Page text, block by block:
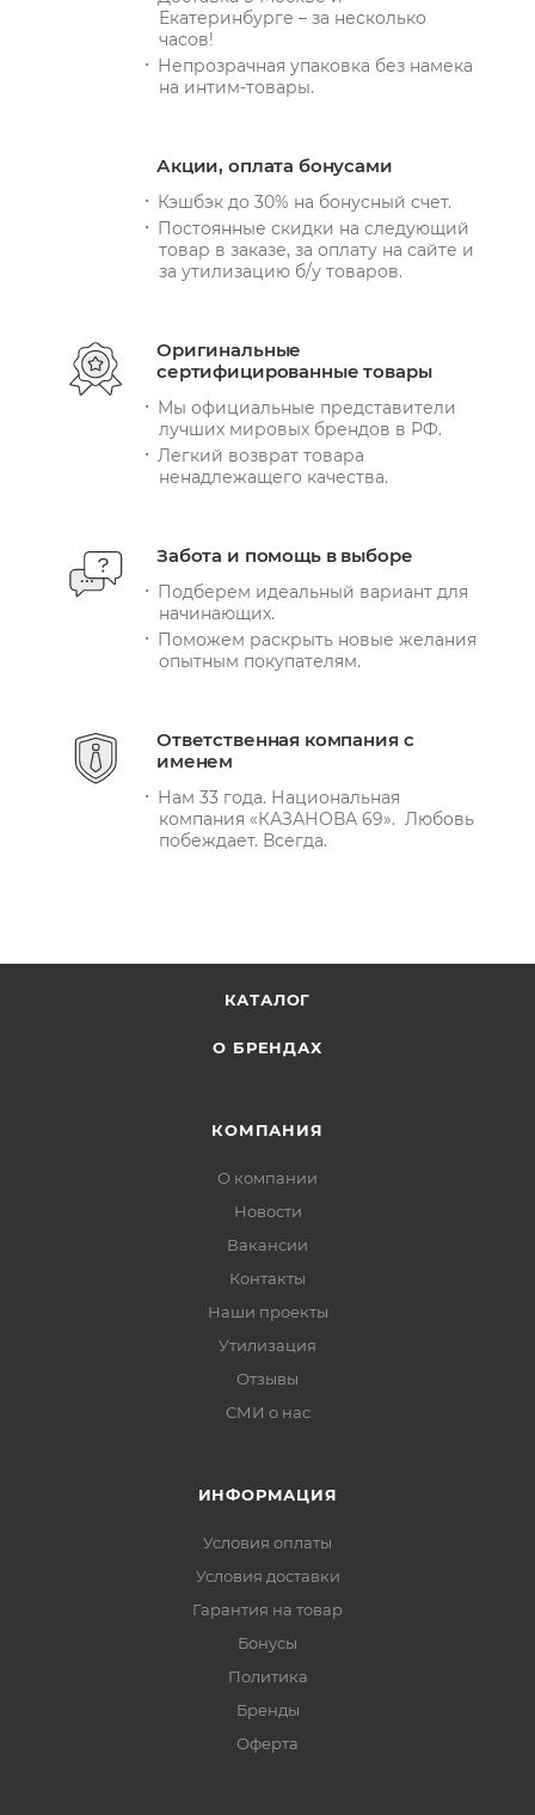
Екатеринбурге – за несколько
часов!
Непрозрачная упаковка без намека
на интим-товары.
Акции, оплата бонусами
Кэшбэк до 30% на бонусный счет.
Постоянные скидки на следующий
товар в заказе, за оплату на сайте и
за утилизацию б/у товаров.
Оригинальные
сертифицированные товары
Мы официальные представители
лучших мировых брендов в РФ.
Легкий возврат товара
ненадлежащего качества.
Забота и помощь в выборе
Подберем идеальный вариант для
начинающих.
Поможем раскрыть новые желания
опытным покупателям.
Ответственная компания с
именем
Нам 33 года. Национальная
компания «КАЗАНОВА 69». Любовь
побеждает. Всегда.
КАТАЛОГ
О БРЕНДАХ
КОМПАНИЯ
О компании
Новости
Вакансии
Контакты
Наши проекты
Утилизация
Отзывы
СМИ о нас
ИНФОРМАЦИЯ
Условия оплаты
Условия доставки
Гарантия на товар
Бонусы
Политика
Бренды
Оферта